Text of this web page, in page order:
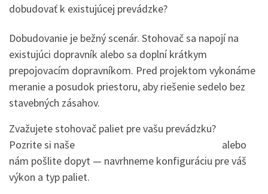
dobudovať k existujúcej prevádzke?
Dobudovanie je bežný scenár. Stohovač sa napojí na
existujúci dopravník alebo sa doplní krátkym
prepojovacím dopravníkom. Pred projektom vykonáme
meranie a posudok priestoru, aby riešenie sedelo bez
stavebných zásahov.
Zvažujete stohovač paliet pre vašu prevádzku?
Pozrite si naše
alebo
nám pošlite dopyt — navrhneme konfiguráciu pre váš
výkon a typ paliet.